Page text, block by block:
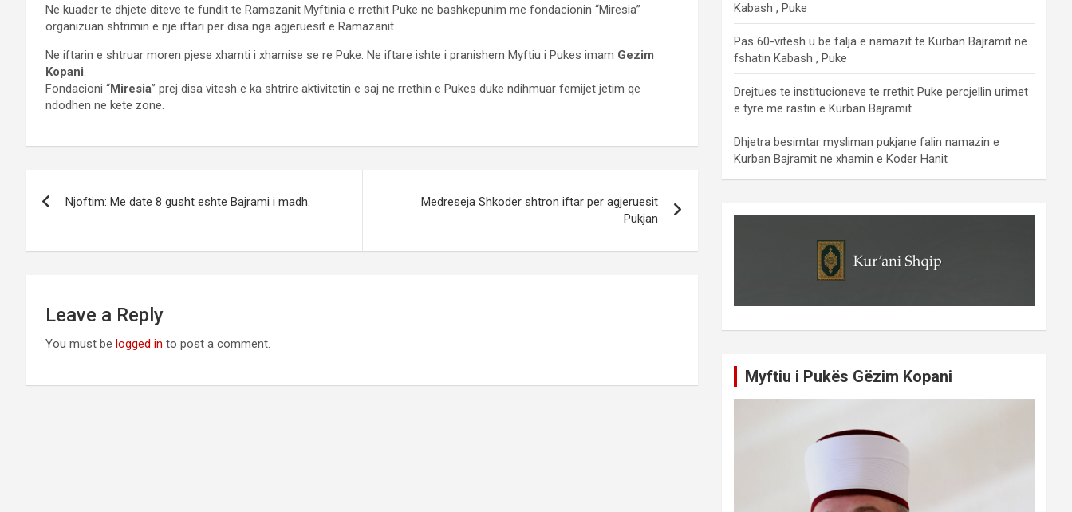
Ne kuader te dhjete diteve te fundit te Ramazanit Myftinia e rrethit Puke ne bashkepunim me fondacionin “Miresia”
organizuan shtrimin e nje iftari per disa nga agjeruesit e Ramazanit.
Ne iftarin e shtruar moren pjese xhamti i xhamise se re Puke. Ne iftare ishte i pranishem Myftiu i Pukes imam Gezim
Kopani.
Fondacioni “Miresia” prej disa vitesh e ka shtrire aktivitetin e saj ne rrethin e Pukes duke ndihmuar femijet jetim qe
ndodhen ne kete zone.
navigation
Njoftim: Me date 8 gusht eshte Bajrami i madh.
Medreseja Shkoder shtron iftar per agjeruesit
Pukjan
Leave a Reply
You must be logged in to post a comment.
Kabash , Puke
Pas 60-vitesh u be falja e namazit te Kurban Bajramit ne
fshatin Kabash , Puke
Drejtues te institucioneve te rrethit Puke percjellin urimet
e tyre me rastin e Kurban Bajramit
Dhjetra besimtar mysliman pukjane falin namazin e
Kurban Bajramit ne xhamin e Koder Hanit
Myftiu i Pukës Gëzim Kopani